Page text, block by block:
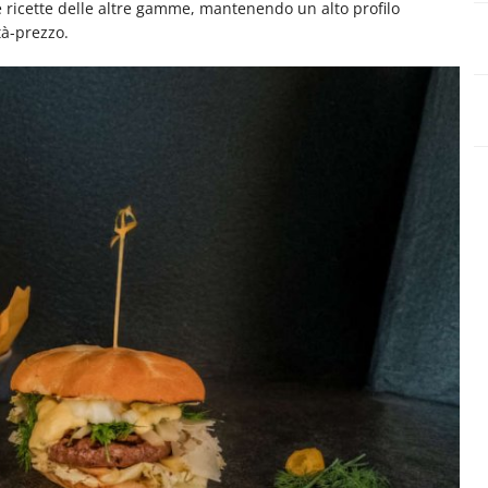
delle altre gamme, mantenendo un alto profilo
prezzo.